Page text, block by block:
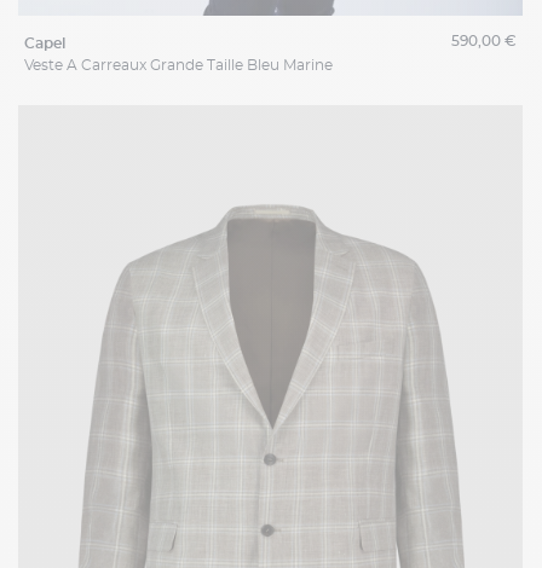
capel
Veste A Carreaux Grande Taille Bleu Marine
590,00 €